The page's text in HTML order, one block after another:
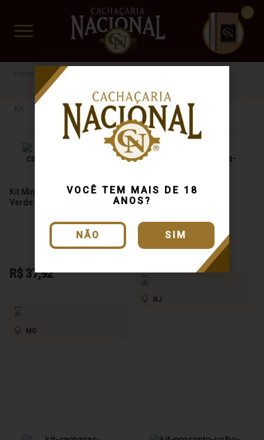
VOCÊ TEM MAIS DE 18
ANOS?
NÃO SIM
www.cachacarianacional.com.br
CUIDADO FRÁGIL
Cachaça
Kit Miniaturas Cachaça Vale
Verde 50ml
R$ 37,92
MG
Kit Miniatura Cachaça
Magnífica 50ml
Produto Esgotado
RJ